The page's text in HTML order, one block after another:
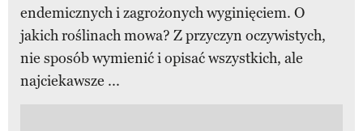
endemicznych i zagrożonych wyginięciem. O
jakich roślinach mowa? Z przyczyn oczywistych,
nie sposób wymienić i opisać wszystkich, ale
najciekawsze ...